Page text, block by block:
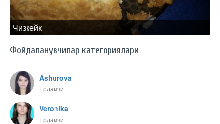
Чизкейк
Фойдаланувчилар категориялари
Ashurova
Ёрдамчи
Veronika
Ёрдамчи